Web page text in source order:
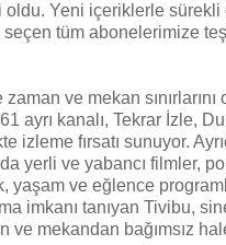
oldu. Yeni içeriklerle sürekli
seçen tüm abonelerimize
ve mekan sınırlarını
ayrı kanalı, Tekrar İzle,
izleme fırsatı sunuyor.
yerli ve yabancı filmler,
yaşam ve eğlence
imkanı tanıyan Tivibu,
ve mekandan bağımsız